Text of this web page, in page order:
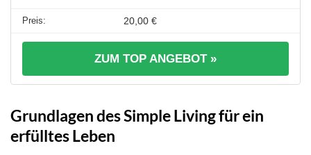
20,00 €
ZUM TOP ANGEBOT »
Grundlagen des Simple Living für ein
erfülltes Leben